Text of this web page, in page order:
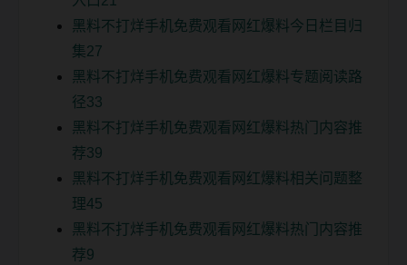
黑料不打烊手机免费观看网红爆料今日栏目归
集27
黑料不打烊手机免费观看网红爆料专题阅读路
径33
黑料不打烊手机免费观看网红爆料热门内容推
荐39
黑料不打烊手机免费观看网红爆料相关问题整
理45
黑料不打烊手机免费观看网红爆料热门内容推
荐9